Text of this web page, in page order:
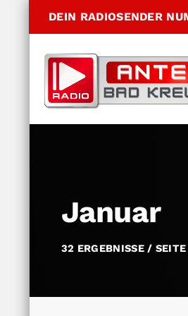
DEIN RADIOSENDER
Januar
32 ERGEBNISSE /